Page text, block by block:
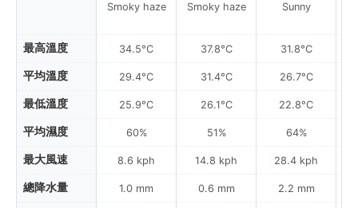
最高溫度
平均溫度
最低溫度
平均濕度
最大風速
總降水量
Smoky haze
34.5°C
29.4°C
25.9°C
60%
8.6 kph
1.0 mm
Smoky haze
37.8°C
31.4°C
26.1°C
51%
14.8 kph
0.6 mm
Sunny
31.8°C
26.7°C
22.8°C
64%
28.4 kph
2.2 mm